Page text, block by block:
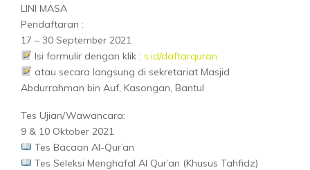
LINI MASA
Pendaftaran :
17 – 30 September 2021
Isi formulir dengan klik : s.id/daftarquran
atau secara langsung di sekretariat Masjid
Abdurrahman bin Auf, Kasongan, Bantul
Tes Ujian/Wawancara:
9 & 10 Oktober 2021
Tes Bacaan Al-Qur’an
Tes Seleksi Menghafal Al Qur’an (Khusus Tahfidz)